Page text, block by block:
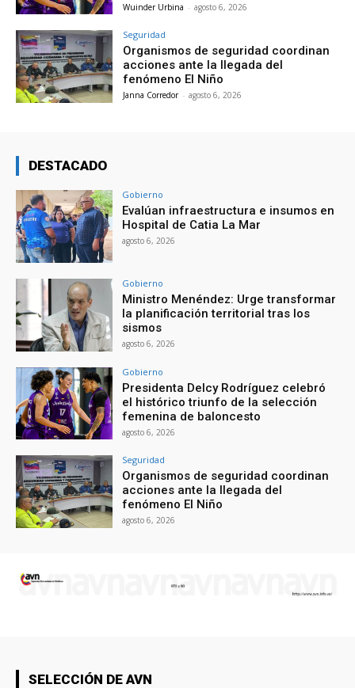
Wuinder Urbina - agosto 6, 2026
Seguridad
Organismos de seguridad coordinan
acciones ante la llegada del
fenómeno El Niño
Janna Corredor - agosto 6, 2026
DESTACADO
Gobierno
Evalúan infraestructura e insumos en
Hospital de Catia La Mar
agosto 6, 2026
Gobierno
Ministro Menéndez: Urge transformar
la planificación territorial tras los
sismos
agosto 6, 2026
Gobierno
Presidenta Delcy Rodríguez celebró
el histórico triunfo de la selección
femenina de baloncesto
agosto 6, 2026
Seguridad
Organismos de seguridad coordinan
acciones ante la llegada del
fenómeno El Niño
agosto 6, 2026
SELECCIÓN DE AVN